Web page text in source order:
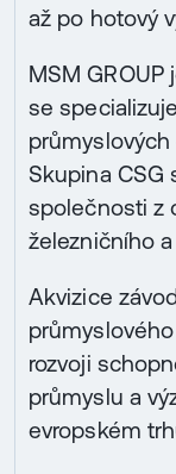
až po hotový
MSM
se
průmyslových
Skupina CSG
společnosti z
železničního
Akvizice
rozvoji
průmyslu a
evropském